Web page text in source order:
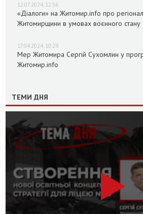
12.07.2024, 12:36
«Діалоги» на Житомир.info про
Житомирщини в умовах воєнного стану
17.04.2024, 10:29
Мер Житомира Сергій Сухомлин у
Житомир.info
ТЕМИ ДНЯ